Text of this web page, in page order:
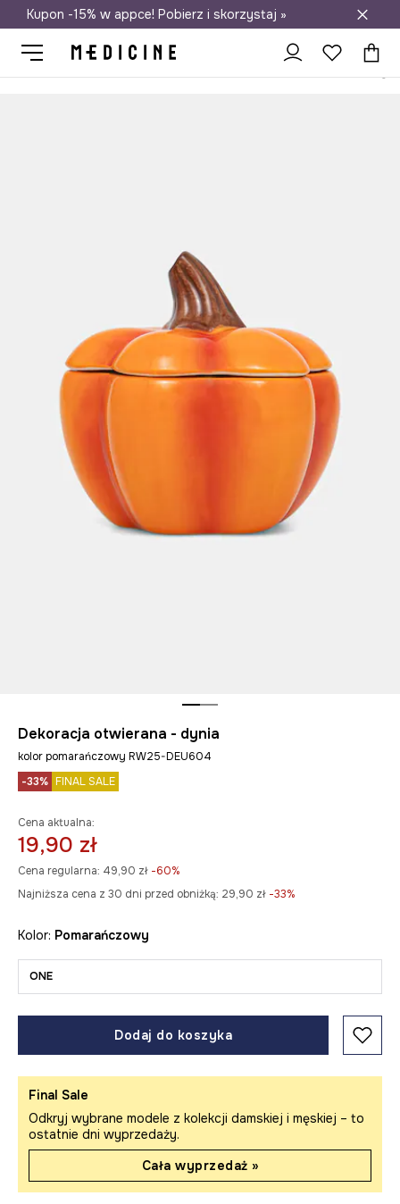
Darmowa dostawa do salonów
Kupon -15% w appce! Pobierz i skorzystaj »
Dekoracja otwierana - dynia
kolor pomarańczowy RW25-DEU604
-33% FINAL SALE
Cena aktualna:
19,90 zł
Cena regularna: 49,90 zł -60%
Najniższa cena z 30 dni przed obniżką: 29,90 zł -33%
Kolor: pomarańczowy
ONE
Dodaj do koszyka
Final Sale
Odkryj wybrane modele z kolekcji damskiej i męskiej – to
ostatnie dni wyprzedaży.
Cała wyprzedaż »